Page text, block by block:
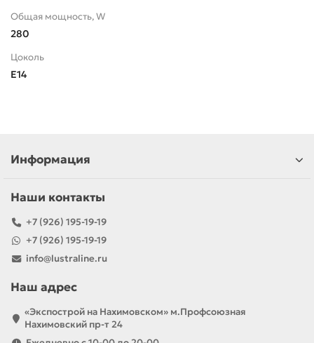
Общая мощность, W
280
Цоколь
E14
Информация
Наши контакты
+7 (926) 195-19-19
+7 (926) 195-19-19
info@lustraline.ru
Наш адрес
«Экспострой на Нахимовском» м.Профсоюзная
Нахимовский пр-т 24